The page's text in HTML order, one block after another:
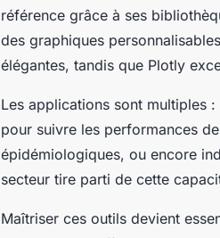
référence grâce à ses
des graphiques
élégantes, tandis que Plotly
Les applications sont multiples
pour suivre les performances
épidémiologiques, ou encore
secteur tire parti de cette
Maîtriser ces outils devient